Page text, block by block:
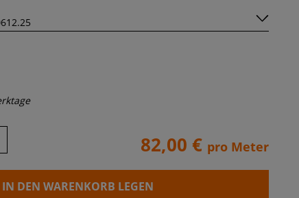
82,00 € pro Meter
IN DEN WARENKORB LEGEN